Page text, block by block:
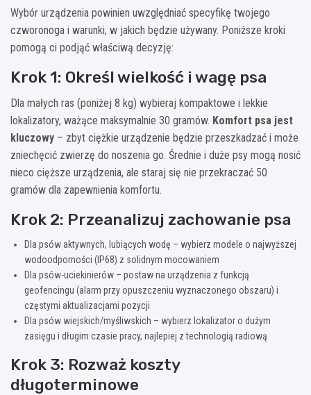
Wybór urządzenia powinien uwzględniać specyfikę twojego
czworonoga i warunki, w jakich będzie używany. Poniższe kroki
pomogą ci podjąć właściwą decyzję:
Krok 1: Określ wielkość i wagę psa
Dla małych ras (poniżej 8 kg) wybieraj kompaktowe i lekkie
lokalizatory, ważące maksymalnie 30 gramów. Komfort psa jest
kluczowy – zbyt ciężkie urządzenie będzie przeszkadzać i może
zniechęcić zwierzę do noszenia go. Średnie i duże psy mogą nosić
nieco cięższe urządzenia, ale staraj się nie przekraczać 50
gramów dla zapewnienia komfortu.
Krok 2: Przeanalizuj zachowanie psa
Dla psów aktywnych, lubiących wodę – wybierz modele o najwyższej
wodoodporności (IP68) z solidnym mocowaniem
Dla psów-uciekinierów – postaw na urządzenia z funkcją
geofencingu (alarm przy opuszczeniu wyznaczonego obszaru) i
częstymi aktualizacjami pozycji
Dla psów wiejskich/myśliwskich – wybierz lokalizator o dużym
zasięgu i długim czasie pracy, najlepiej z technologią radiową
Krok 3: Rozważ koszty
długoterminowe